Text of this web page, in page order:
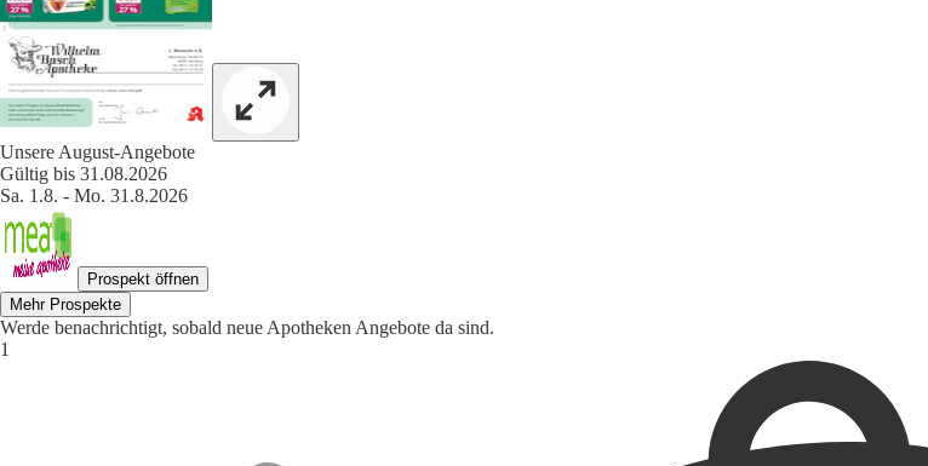
Unsere August-Angebote
Gültig bis 31.08.2026
Sa. 1.8. - Mo. 31.8.2026
Prospekt öffnen
Mehr Prospekte
Werde benachrichtigt, sobald neue Apotheken Angebote da sind.